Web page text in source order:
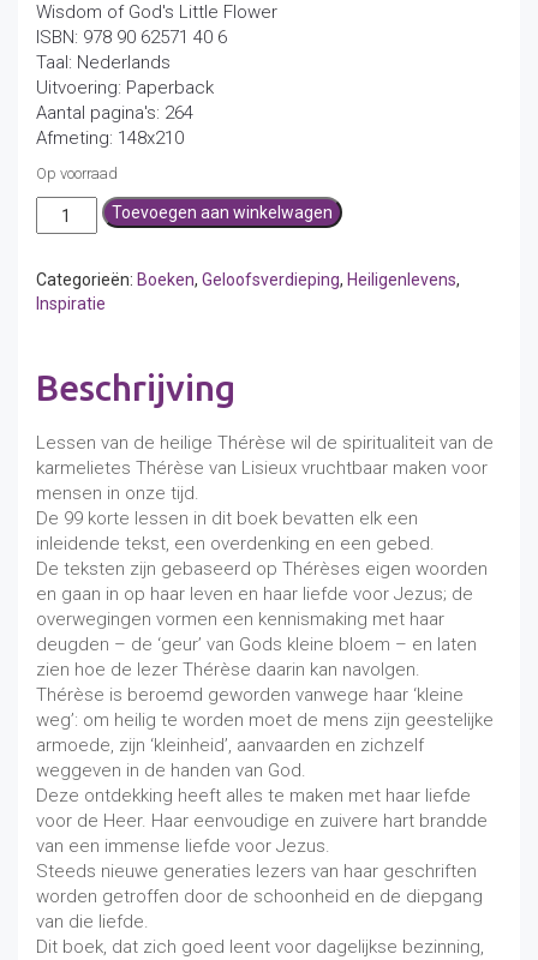
Wisdom of God's Little Flower
ISBN: 978 90 62571 40 6
Taal: Nederlands
Uitvoering: Paperback
Aantal pagina's: 264
Afmeting: 148x210
Op voorraad
Lessen
van
heilige
Thérèse
Toevoegen aan winkelwagen
Categorieën: Boeken, Geloofsverdieping, Heiligenlevens,
Inspiratie
Beschrijving
Lessen van de heilige Thérèse wil de spiritualiteit van de
karmelietes Thérèse van Lisieux vruchtbaar maken voor
mensen in onze tijd.
De 99 korte lessen in dit boek bevatten elk een
inleidende tekst, een overdenking en een gebed.
De teksten zijn gebaseerd op Thérèses eigen woorden
en gaan in op haar leven en haar liefde voor Jezus; de
overwegingen vormen een kennismaking met haar
deugden – de ‘geur’ van Gods kleine bloem – en laten
zien hoe de lezer Thérèse daarin kan navolgen.
Thérèse is beroemd geworden vanwege haar ‘kleine
weg’: om heilig te worden moet de mens zijn geestelijke
armoede, zijn ‘kleinheid’, aanvaarden en zichzelf
weggeven in de handen van God.
Deze ontdekking heeft alles te maken met haar liefde
voor de Heer. Haar eenvoudige en zuivere hart brandde
van een immense liefde voor Jezus.
Steeds nieuwe generaties lezers van haar geschriften
worden getroffen door de schoonheid en de diepgang
van die liefde.
Dit boek, dat zich goed leent voor dagelijkse bezinning,